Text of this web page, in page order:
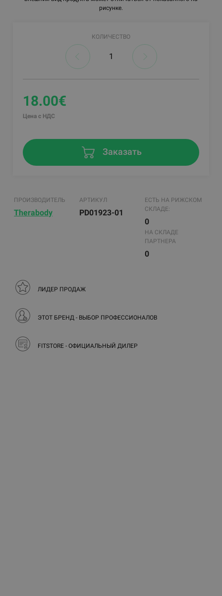
рисунке.
КОЛИЧЕСТВО
18.00€
Цена с НДС
Заказать
ПРОИЗВОДИТЕЛЬ
Therabody
АРТИКУЛ
PD01923-01
ЕСТЬ НА РИЖСКОМ
СКЛАДЕ:
0
НА СКЛАДЕ
ПАРТНЕРА
0
ЛИДЕР ПРОДАЖ
ЭТОТ БРЕНД - ВЫБОР ПРОФЕССИОНАЛОВ
FITSTORE - ОФИЦИАЛЬНЫЙ ДИЛЕР